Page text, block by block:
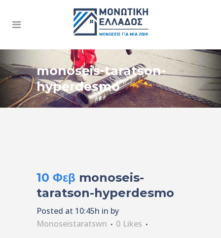
monoseis-taratson-
hyperdesmo
10 Φεβ monoseis-
taratson-hyperdesmo
Posted at 10:45h in by
Monoseistaratswn
0 Likes